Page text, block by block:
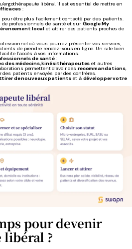
libéral, il est essentiel de mettre en
:
être plus facilement contacté par des patients.
professionnels de santé et sur Google My
local et attirer des patients proches de
où vous pourrez présenter vos services,
de prendre rendez-vous en ligne. Un site bien
l’accès à vos informations.
de santé :
des médecins, kinésithérapeutes et autres
permettent d'avoir des recommandations,
des patients envoyés par des confrères.
de nouveaux patients et à développer votre
pour devenir
libéral ?